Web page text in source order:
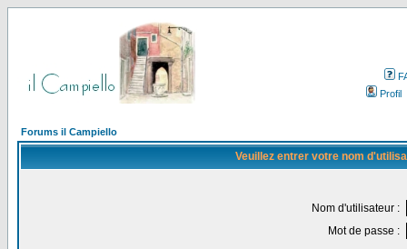
Profil
Forums il Campiello
Veuillez entrer votre nom
Nom d'utilisateur :
Mot de passe :